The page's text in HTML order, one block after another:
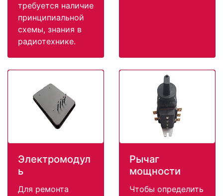
требуется наличие
принципиальной
схемы, знания в
радиотехнике.
Электромодул
ь
Для ремонта
Рычаг
мощности
Чтобы определить